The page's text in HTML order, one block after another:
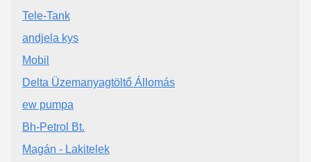
Tele-Tank
andjela kys
Mobil
Delta Üzemanyagtöltő Állomás
ew pumpa
Bh-Petrol Bt.
Magán - Lakitelek